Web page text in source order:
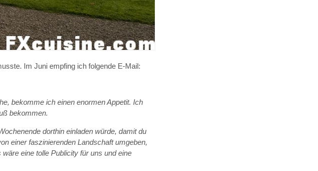
Im Juni empfing ich folgende E-Mail:
bekomme ich einen enormen Appetit. Ich
bekommen.
dorthin einladen würde, damit du
einer faszinierenden Landschaft umgeben,
eine tolle Publicity für uns und eine